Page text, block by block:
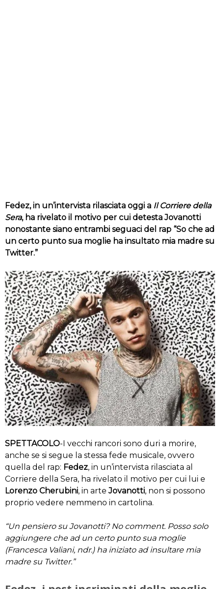
Fedez, in un’intervista rilasciata oggi a Il Corriere della
Sera, ha rivelato il motivo per cui detesta Jovanotti
nonostante siano entrambi seguaci del rap “So che ad
un certo punto sua moglie ha insultato mia madre su
Twitter.”
SPETTACOLO-I vecchi rancori sono duri a morire,
anche se si segue la stessa fede musicale, ovvero
quella del rap: Fedez, in un’intervista rilasciata al
Corriere della Sera, ha rivelato il motivo per cui lui e
Lorenzo Cherubini, in arteJovanotti, non si possono
proprio vedere nemmeno in cartolina.
“Un pensiero su Jovanotti? No comment. Posso solo
aggiungere che ad un certo punto sua moglie
(Francesca Valiani, ndr.) ha iniziato ad insultare mia
madre su Twitter.”